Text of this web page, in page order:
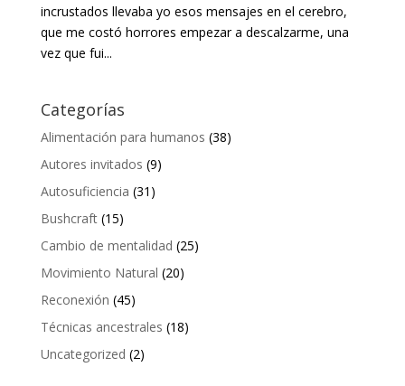
incrustados llevaba yo esos mensajes en el cerebro,
que me costó horrores empezar a descalzarme, una
vez que fui...
Categorías
Alimentación para humanos (38)
Autores invitados (9)
Autosuficiencia (31)
Bushcraft(15)
Cambio de mentalidad (25)
Movimiento Natural (20)
Reconexión (45)
Técnicas ancestrales (18)
Uncategorized (2)